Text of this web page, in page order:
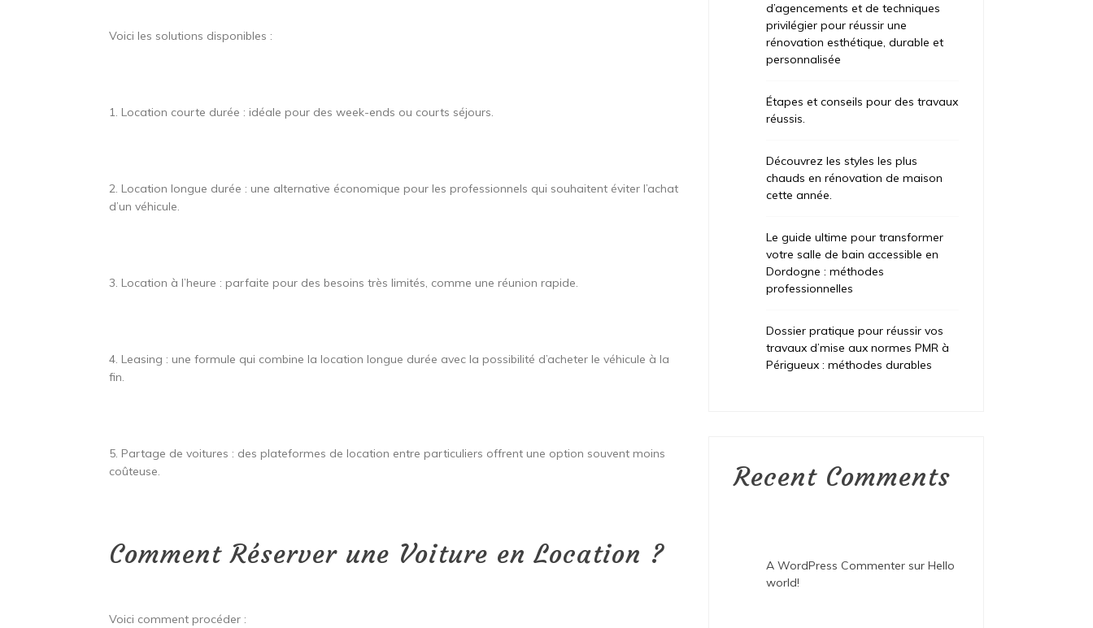
Voici les solutions disponibles :
1. Location courte durée : idéale pour des week-ends ou courts séjours.
2. Location longue durée : une alternative économique pour les professionnels qui souhaitent éviter l’achat
d’un véhicule.
3. Location à l’heure : parfaite pour des besoins très limités, comme une réunion rapide.
4. Leasing : une formule qui combine la location longue durée avec la possibilité d’acheter le véhicule à la
fin.
5. Partage de voitures : des plateformes de location entre particuliers offrent une option souvent moins
coûteuse.
Comment Réserver une Voiture en Location ?
Voici comment procéder :
d’agencements et de techniques
privilégier pour réussir une
rénovation esthétique, durable et
personnalisée
Étapes et conseils pour des travaux
réussis.
Découvrez les styles les plus
chauds en rénovation de maison
cette année.
Le guide ultime pour transformer
votre salle de bain accessible en
Dordogne : méthodes
professionnelles
Dossier pratique pour réussir vos
travaux d’mise aux normes PMR à
Périgueux : méthodes durables
Recent Comments
A WordPress Commenter surHello
world!